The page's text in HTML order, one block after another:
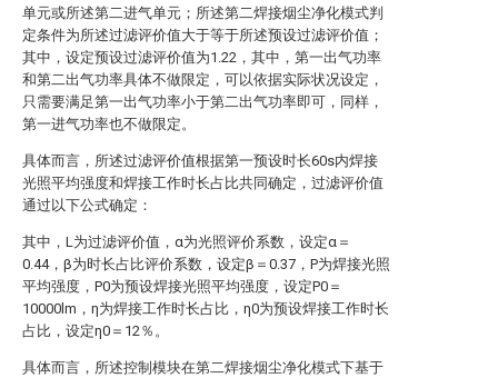
单元或所述第二进气单元；所述第二焊接烟尘净化模式判
定条件为所述过滤评价值大于等于所述预设过滤评价值；
其中，设定预设过滤评价值为1.22，其中，第一出气功率
和第二出气功率具体不做限定，可以依据实际状况设定，
只需要满足第一出气功率小于第二出气功率即可，同样，
第一进气功率也不做限定。
具体而言，所述过滤评价值根据第一预设时长60s内焊接
光照平均强度和焊接工作时长占比共同确定，过滤评价值
通过以下公式确定：
其中，L为过滤评价值，α为光照评价系数，设定α＝
0.44，β为时长占比评价系数，设定β＝0.37，P为焊接光照
平均强度，P0为预设焊接光照平均强度，设定P0＝
10000lm，η为焊接工作时长占比，η0为预设焊接工作时长
占比，设定η0＝12％。
具体而言，所述控制模块在第二焊接烟尘净化模式下基于